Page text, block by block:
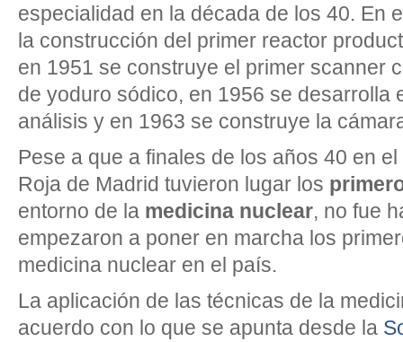
especialidad en la década de los 40. En
la construcción del primer reactor
en 1951 se construye el primer scanner
de yoduro sódico, en 1956 se desarrolla
análisis y en 1963 se construye la
Pese a que a finales de los años 40 en
Roja de Madrid tuvieron lugar los
entorno de la medicina nuclear, no fue
empezaron a poner en marcha los
medicina nuclear en el país.
La aplicación de las técnicas de la
acuerdo con lo que se apunta desde la